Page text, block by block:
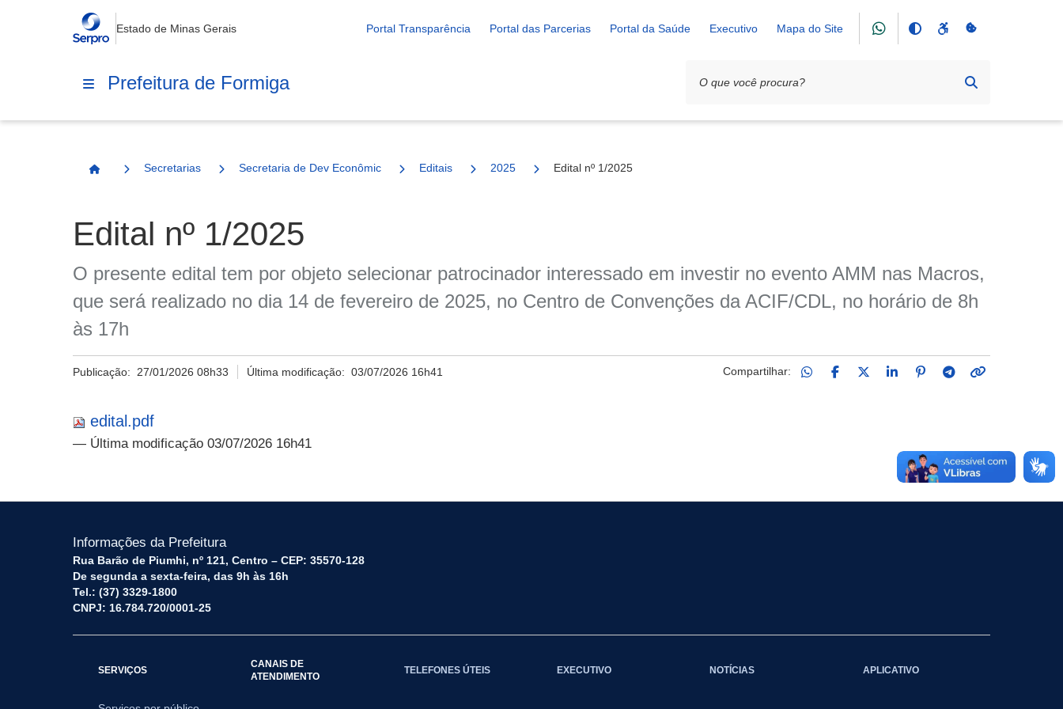
Estado de Minas Gerais Portal Transparência Portal das Parcerias Portal da Saúde Executivo Mapa do Site
Prefeitura de Formiga
Página Inicial
Secretarias Secretaria de Dev Econômico e RuralEditais 2025 Edital nº 1/2025
Edital nº 1/2025
O presente edital tem por objeto selecionar patrocinador interessado em investir no evento AMM nas Macros,
que será realizado no dia 14 de fevereiro de 2025, no Centro de Convenções da ACIF/CDL, no horário de 8h
às 17h
Publicação: 27/01/2026 08h33 Última modificação:03/07/2026 16h41 Compartilhar:
edital.pdf
— Última modificação 03/07/2026 16h41
Informações da Prefeitura
Rua Barão de Piumhi, nº 121, Centro – CEP: 35570-128
De segunda a sexta-feira, das 9h às 16h
Tel.: (37) 3329-1800
CNPJ: 16.784.720/0001-25
SERVIÇOS
CANAIS DE
ATENDIMENTO
TELEFONES ÚTEIS EXECUTIVO NOTÍCIAS APLICATIVO